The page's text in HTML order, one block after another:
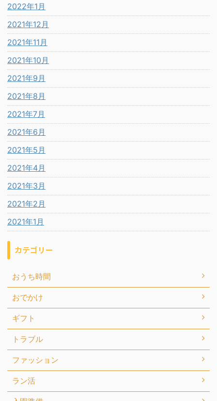
2022年1月
2021年12月
2021年11月
2021年10月
2021年9月
2021年8月
2021年7月
2021年6月
2021年5月
2021年4月
2021年3月
2021年2月
2021年1月
カテゴリー
おうち時間
おでかけ
ギフト
トラブル
ファッション
ラン活